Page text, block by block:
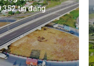
tin đăng